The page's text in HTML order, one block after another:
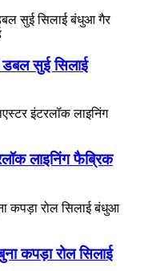
डबल सुई सिलाई
लाइनिंग फैब्रिक
कपड़ा रोल सिलाई